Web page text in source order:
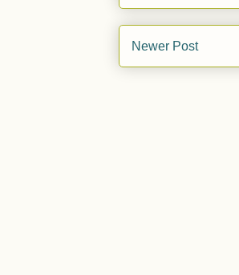
Newer Post